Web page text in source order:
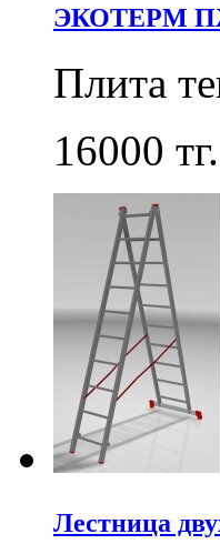
ЭКОТЕРМ
Плита
16000 тг.
Лестница